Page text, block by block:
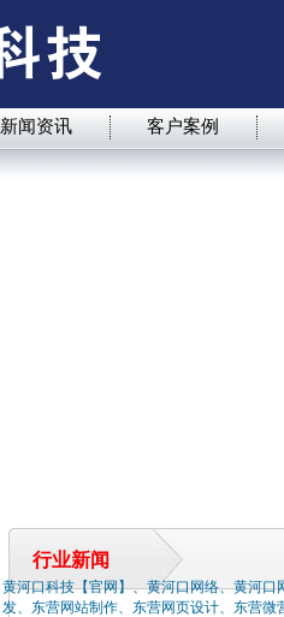
新闻资讯 客户案例
行业新闻
黄河口科技【官网】、黄河口网络、黄河
发、东营网站制作、东营网页设计、东营